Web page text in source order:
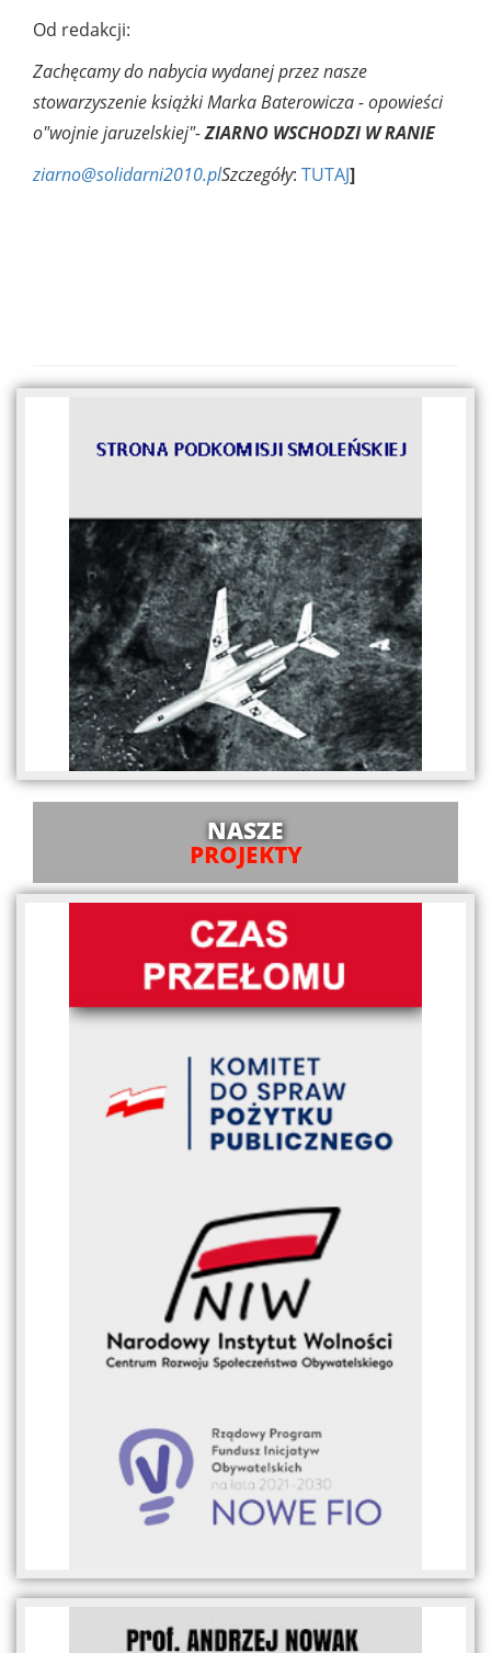
Od redakcji:
Zachęcamy do nabycia wydanej przez nasze
stowarzyszenie książki Marka Baterowicza - opowieści
o"wojnie jaruzelskiej"-ZIARNO WSCHODZI W RANIE
ziarno@solidarni2010.plSzczegóły: TUTAJ]
NASZE
PROJEKTY